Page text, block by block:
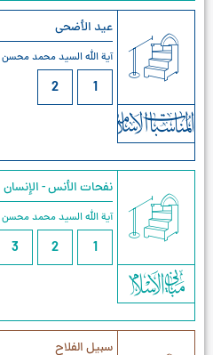
عيد الأضحى
آية الله السيد محمد محسن
1
2
نفحات الأنس - الإنسان
آية الله السيد محمد محسن
1
2
3
سبيل الفلاح